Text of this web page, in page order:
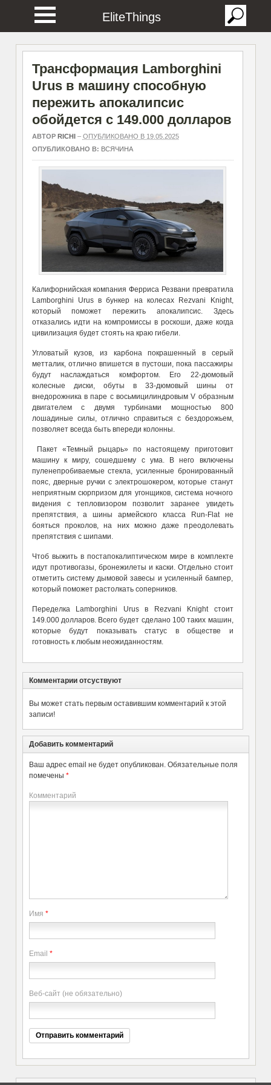
EliteThings
Трансформация Lamborghini
Urus в машину способную
пережить апокалипсис
обойдется с 149.000 долларов
АВТОР RICHI– ОПУБЛИКОВАНО В 19.05.2025
ОПУБЛИКОВАНО В: ВСЯЧИНА
Калифорнийская компания Ферриса Резвани превратила
Lamborghini Urus в бункер на колесах Rezvani Knight,
который поможет пережить апокалипсис. Здесь
отказались идти на компромиссы в роскоши, даже когда
цивилизация будет стоять на краю гибели.
Угловатый кузов, из карбона покрашенный в серый
метталик, отлично впишется в пустоши, пока пассажиры
будут наслаждаться комфортом. Его 22-дюмовый
колесные диски, обуты в 33-дюмовый шины от
внедорожника в паре с восьмицилиндровым V образным
двигателем с двумя турбинами мощностью 800
лошадиные силы, отлично справиться с бездорожьем,
позволяет всегда быть впереди колонны.
Пакет «Темный рыцарь» по настоящему приготовит
машину к миру, сошедшему с ума. В него включены
пуленепробиваемые стекла, усиленные бронированный
пояс, дверные ручки с электрошокером, которые станут
неприятным сюрпризом для угонщиков, система ночного
видения с тепловизором позволит заранее увидеть
препятствия, а шины армейского класса Run-Flat не
бояться проколов, на них можно даже преодолевать
препятствия с шипами.
Чтоб выжить в постапокалиптическом мире в комплекте
идут противогазы, бронежилеты и каски. Отдельно стоит
отметить систему дымовой завесы и усиленный бампер,
который поможет растолкать соперников.
Переделка Lamborghini Urus в Rezvani Knight стоит
149.000 долларов. Всего будет сделано 100 таких машин,
которые будут показывать статус в обществе и
готовность к любым неожиданностям.
Комментарии отсуствуют
Вы может стать первым оставившим комментарий к этой
записи!
Добавить комментарий
Ваш адрес email не будет опубликован. Обязательные поля
помечены *
Комментарий
Имя *
Email *
Веб-сайт (не обязательно)